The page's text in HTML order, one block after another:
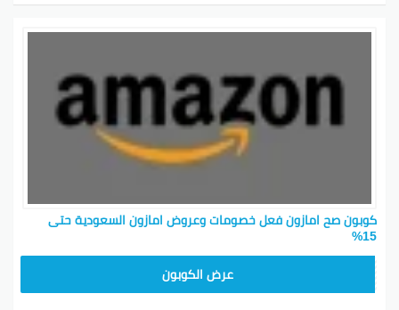
كوبون صح امازون فعل خصومات وعروض امازون السعودية حتى
15%
عرض الكوبون